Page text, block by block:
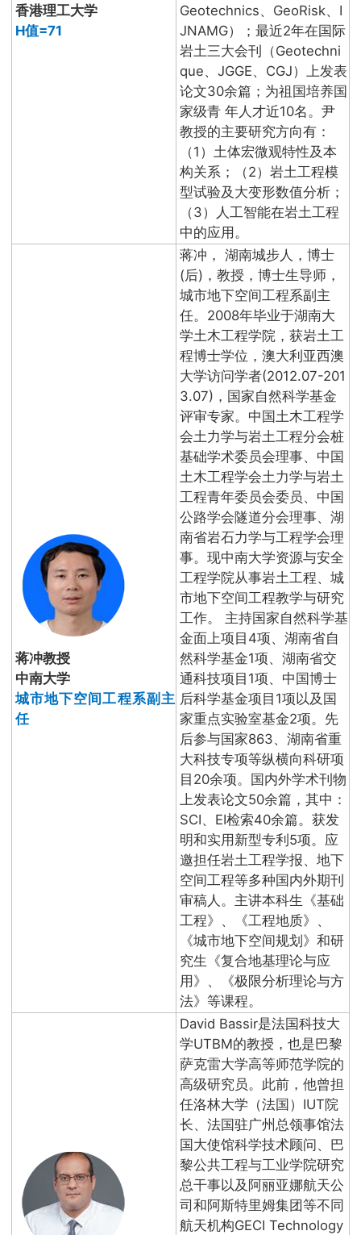
香港理工大学
H值=71
Geotechnics、GeoRisk、I
JNAMG）；最近2年在国际
岩土三大会刊（Geotechni
que、JGGE、CGJ）上发表
论文30余篇；为祖国培养国
家级青 年人才近10名。尹
教授的主要研究方向有：
（1）土体宏微观特性及本
构关系；（2）岩土工程模
型试验及大变形数值分析；
（3）人工智能在岩土工程
中的应用。
蒋冲教授
中南大学
城市地下空间工程系副主
任
蒋冲， 湖南城步人，博士
(后)，教授，博士生导师，
城市地下空间工程系副主
任。2008年毕业于湖南大
学土木工程学院，获岩土工
程博士学位，澳大利亚西澳
大学访问学者(2012.07-201
3.07)，国家自然科学基金
评审专家。中国土木工程学
会土力学与岩土工程分会桩
基础学术委员会理事、中国
土木工程学会土力学与岩土
工程青年委员会委员、中国
公路学会隧道分会理事、湖
南省岩石力学与工程学会理
事。现中南大学资源与安全
工程学院从事岩土工程、城
市地下空间工程教学与研究
工作。 主持国家自然科学基
金面上项目4项、湖南省自
然科学基金1项、湖南省交
通科技项目1项、中国博士
后科学基金项目1项以及国
家重点实验室基金2项。先
后参与国家863、湖南省重
大科技专项等纵横向科研项
目20余项。国内外学术刊物
上发表论文50余篇，其中：
SCI、EI检索40余篇。获发
明和实用新型专利5项。应
邀担任岩土工程学报、地下
空间工程等多种国内外期刊
审稿人。主讲本科生《基础
工程》、《工程地质》、
《城市地下空间规划》和研
究生《复合地基理论与应
用》、《极限分析理论与方
法》等课程。
David Bassir是法国科技大
学UTBM的教授，也是巴黎
萨克雷大学高等师范学院的
高级研究员。此前，他曾担
任洛林大学（法国）IUT院
长、法国驻广州总领事馆法
国大使馆科学技术顾问、巴
黎公共工程与工业学院研究
总干事以及阿丽亚娜航天公
司和阿斯特里姆集团等不同
航天机构GECI Technology